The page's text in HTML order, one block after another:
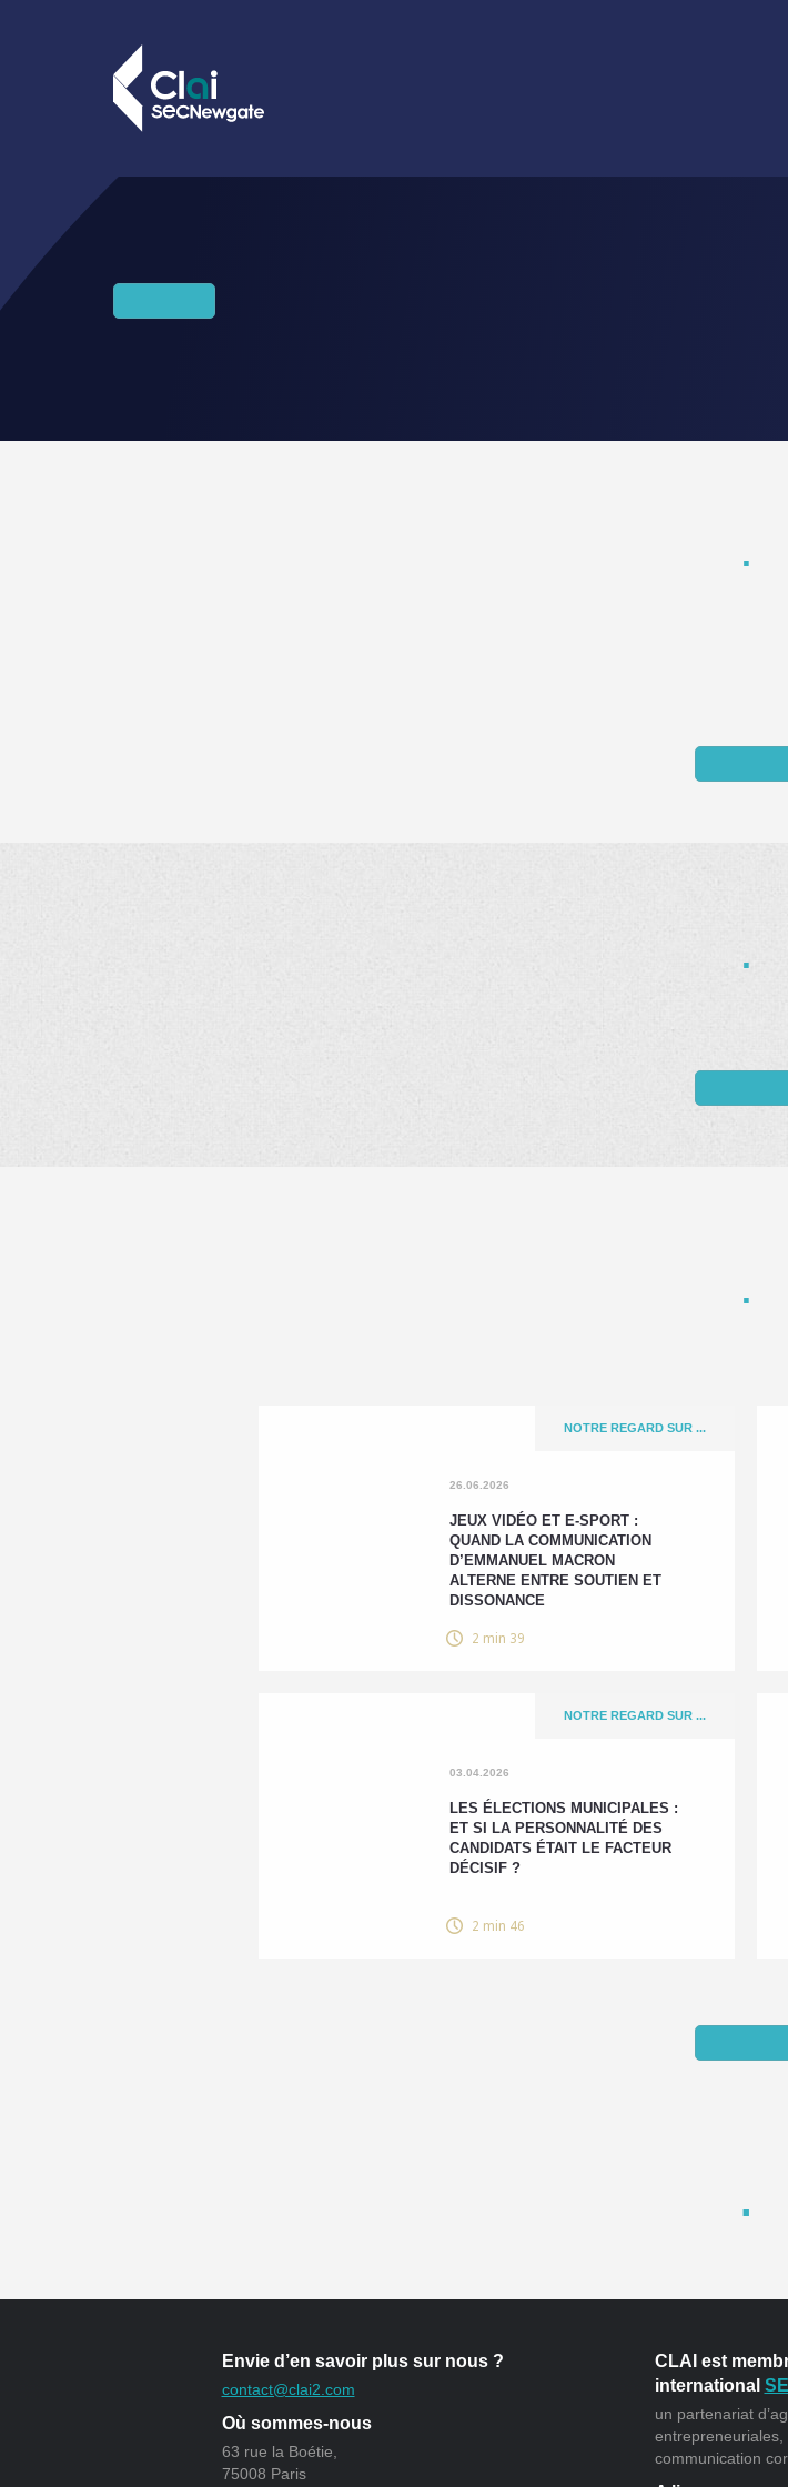
NOTRE REGARD SUR ...
26.06.2026
JEUX VIDÉO ET E-SPORT :
QUAND LA COMMUNICATION
D’EMMANUEL MACRON
ALTERNE ENTRE SOUTIEN ET
DISSONANCE
2 min 39
NOTRE REGARD SUR ...
03.04.2026
LES ÉLECTIONS MUNICIPALES :
ET SI LA PERSONNALITÉ DES
CANDIDATS ÉTAIT LE FACTEUR
DÉCISIF ?
2 min 46
Envie d’en savoir plus sur nous ?
contact@clai2.com
Où sommes-nous
63 rue la Boétie,
75008 Paris
CLAI est
international
un partenariat
entrepreneuriales,
communication